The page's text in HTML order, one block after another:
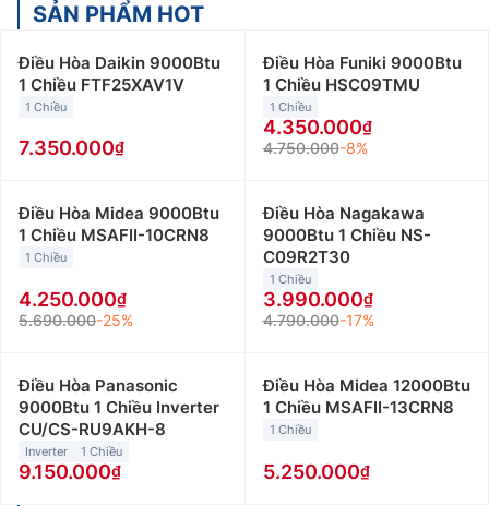
SẢN PHẨM HOT
Điều Hòa Daikin 9000Btu
1 Chiều FTF25XAV1V
1 Chiều
7.350.000
Điều Hòa Funiki 9000Btu
1 Chiều HSC09TMU
1 Chiều
4.350.000
4.750.000-8%
Điều Hòa Midea 9000Btu
1 Chiều MSAFII-10CRN8
1 Chiều
4.250.000
5.690.000-25%
Điều Hòa Nagakawa
9000Btu 1 Chiều NS-
C09R2T30
1 Chiều
3.990.000
4.790.000-17%
Điều Hòa Panasonic
9000Btu 1 Chiều Inverter
CU/CS-RU9AKH-8
Inverter 1 Chiều
9.150.000
Điều Hòa Midea 12000Btu
1 Chiều MSAFII-13CRN8
1 Chiều
5.250.000